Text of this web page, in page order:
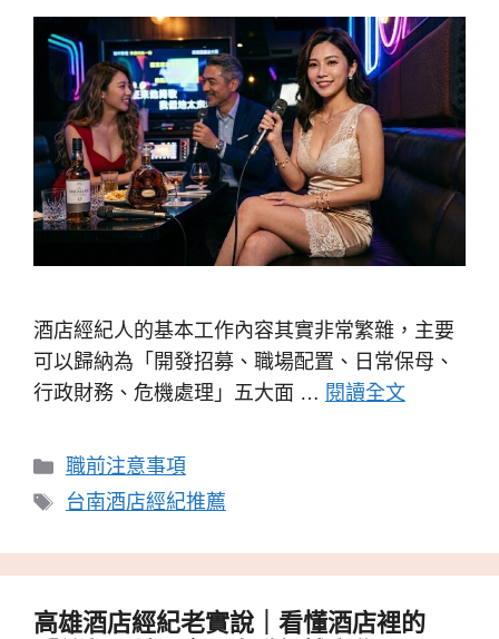
酒店經紀人的基本工作內容其實非常繁雜，主要
可以歸納為「開發招募、職場配置、日常保母、
行政財務、危機處理」五大面 … 閱讀全文
分
類
職前注意事項
標
台南酒店經紀推薦
高雄酒店經紀老實說｜看懂酒店裡的